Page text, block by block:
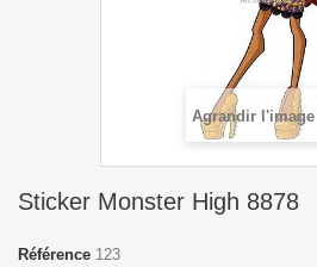
Agrandir l'image
Sticker Monster High 8878
Référence 123